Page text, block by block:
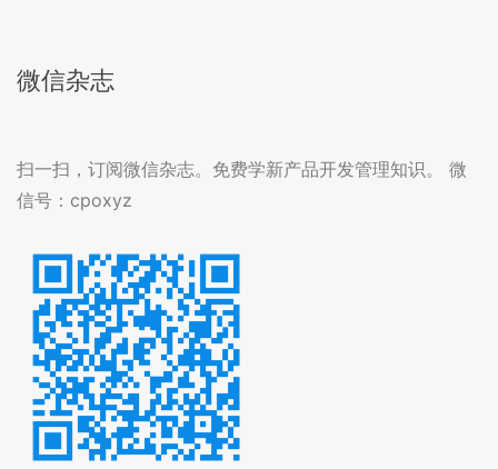
微信杂志
扫一扫，订阅微信杂志。免费学新产品开发管理知识。 微
信号：cpoxyz